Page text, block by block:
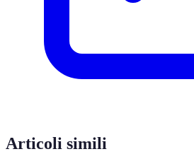
Articoli simili